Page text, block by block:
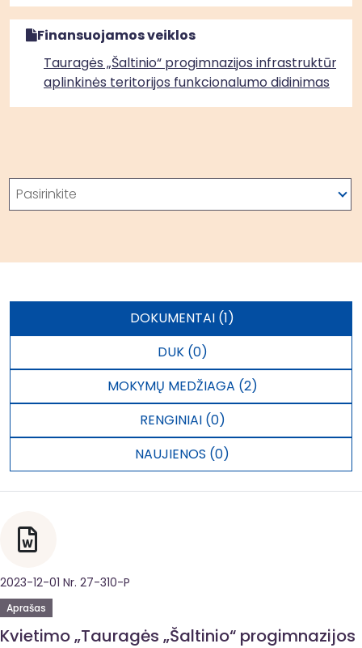
Finansuojamos veiklos
Tauragės „Šaltinio“ progimnazijos infrastruktūros ir
aplinkinės teritorijos funkcionalumo didinimas
Paieška
Pasirinkite
DOKUMENTAI (1)
DUK (0)
MOKYMŲ MEDŽIAGA (2)
RENGINIAI (0)
NAUJIENOS (0)
2023-12-01 Nr. 27-310-P
Aprašas
Kvietimo „Tauragės „Šaltinio“ progimnazijos